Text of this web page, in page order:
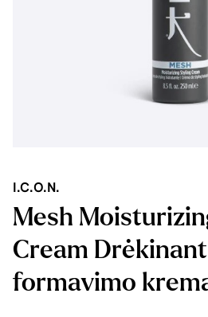
I.C.O.N.
Mesh
Cream
formavimo